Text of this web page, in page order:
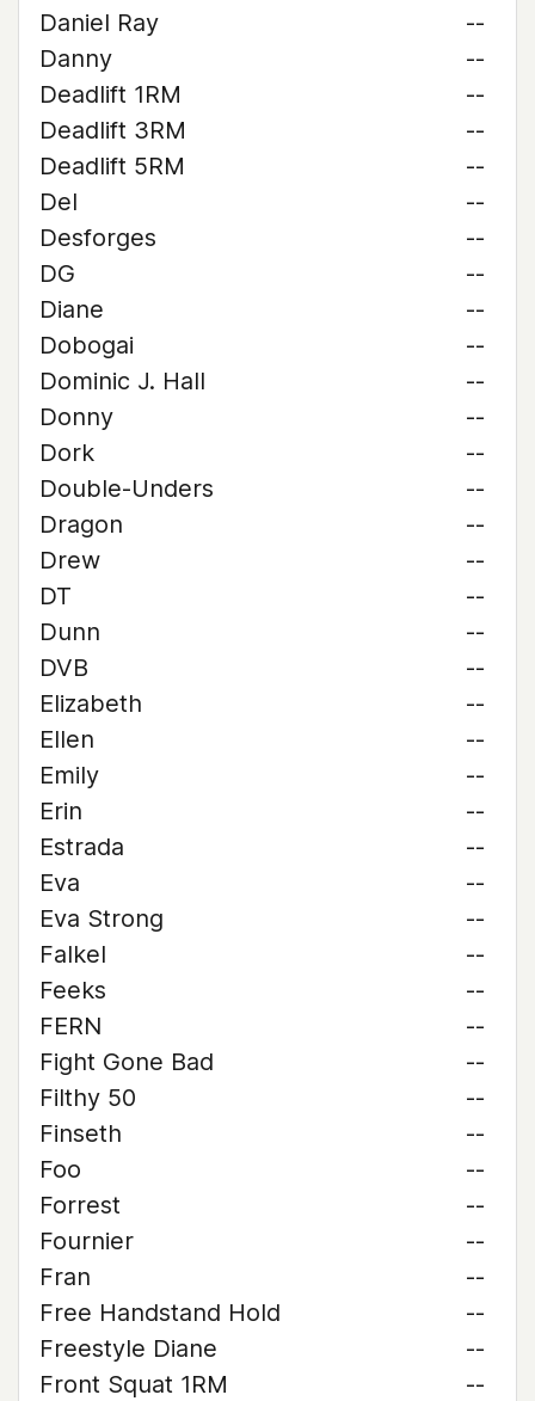
Daniel Ray
--
Danny
--
Deadlift 1RM
--
Deadlift 3RM
--
Deadlift 5RM
--
Del
--
Desforges
--
DG
--
Diane
--
Dobogai
--
Dominic J. Hall
--
Donny
--
Dork
--
Double-Unders
--
Dragon
--
Drew
--
DT
--
Dunn
--
DVB
--
Elizabeth
--
Ellen
--
Emily
--
Erin
--
Estrada
--
Eva
--
Eva Strong
--
Falkel
--
Feeks
--
FERN
--
Fight Gone Bad
--
Filthy 50
--
Finseth
--
Foo
--
Forrest
--
Fournier
--
Fran
--
Free Handstand Hold
--
Freestyle Diane
--
Front Squat 1RM
--